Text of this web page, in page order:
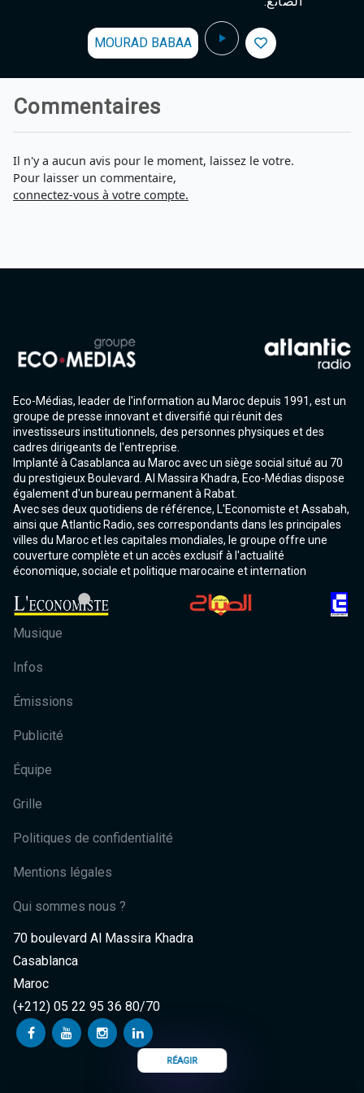
MOURAD BABAA
Commentaires
Il n'y a aucun avis pour le moment, laissez le votre.
Pour laisser un commentaire,
connectez-vous à votre compte.
RÉAGIR
Eco-Médias, leader de l'information au Maroc depuis 1991, est un
groupe de presse innovant et diversifié qui réunit des
investisseurs institutionnels, des personnes physiques et des
cadres dirigeants de l'entreprise.
Implanté à Casablanca au Maroc avec un siège social situé au 70
du prestigieux Boulevard. Al Massira Khadra, Eco-Médias dispose
également d'un bureau permanent à Rabat.
Avec ses deux quotidiens de référence, L'Economiste et Assabah,
ainsi que Atlantic Radio, ses correspondants dans les principales
villes du Maroc et les capitales mondiales, le groupe offre une
couverture complète et un accès exclusif à l'actualité
économique, sociale et politique marocaine et internation
Musique
Infos
Émissions
Publicité
Équipe
Grille
Politiques de confidentialité
Mentions légales
Qui sommes nous ?
70 boulevard Al Massira Khadra
Casablanca
Maroc
(+212) 05 22 95 36 80/70